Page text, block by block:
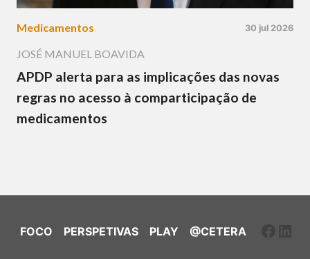
Medicamentos 30 jul 2026
JOSÉ MANUEL BOAVIDA
APDP alerta para as implicações das novas
regras no acesso à comparticipação de
medicamentos
FOCO PERSPETIVAS PLAY @CETERA